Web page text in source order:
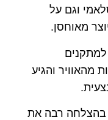
וגם על
מאוחסן.
למתקנים
מהאוויר והגיע
בהצלחה רבה את